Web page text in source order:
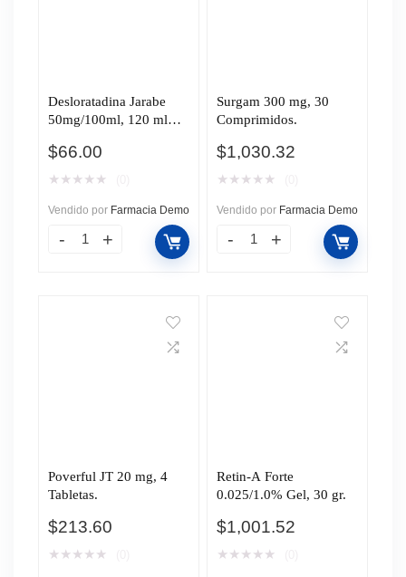
Desloratadina Jarabe
50mg/100ml, 120 ml
$66.00
★ ★ ★ ★ ★
Vendido por Farmacia Demo
Surgam 300 mg, 30
Comprimidos.
$1,030.32
★ ★ ★ ★ ★
Vendido por Farmacia Demo
Poverful JT 20 mg, 4
Tabletas.
$213.60
★ ★ ★ ★ ★
Retin-A Forte
0.025/1.0% Gel, 30 gr.
$1,001.52
★ ★ ★ ★ ★